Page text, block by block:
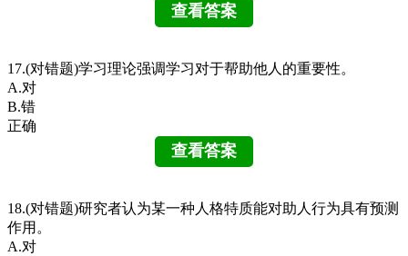
17.(对错题)学习理论强调学习对于帮助他人的重要性。
A.对
B.错
正确
18.(对错题)研究者认为某一种人格特质能对助人行为具有预测
作用。
A.对